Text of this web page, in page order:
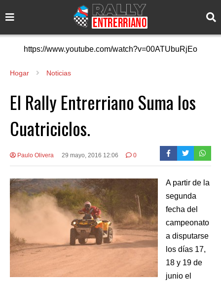
https://www.youtube.com/watch?v=00ATUbuRjEo
Hogar Noticias
El Rally Entrerriano Suma los
Cuatriciclos.
Paulo Olivera 29 mayo, 2016 12:06 0
A partir de la
segunda
fecha del
campeonato
a disputarse
los días 17,
18 y 19 de
junio el